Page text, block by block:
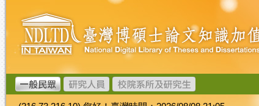
跳
到
主
要
內
容
臺
灣
博
碩
士
論
文